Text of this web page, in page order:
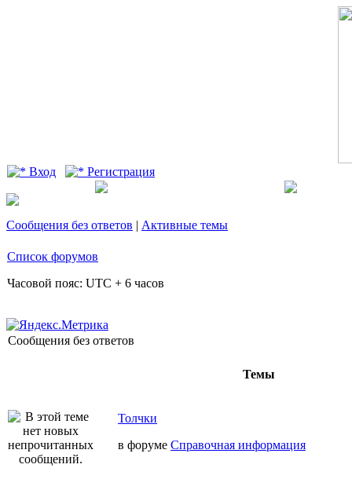
Вход Регистрация
Сообщения без ответов | Активные темы
Список форумов
Часовой пояс: UTC + 6 часов
Сообщения без ответов
Темы
Толчки
в форуме Справочная информация